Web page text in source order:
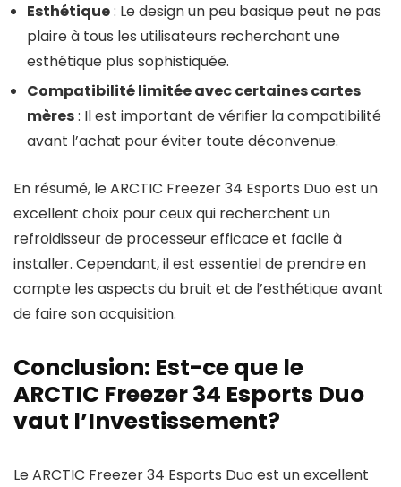
Esthétique: Le design un peu basique peut ne pas
plaire à tous les utilisateurs recherchant une
esthétique plus sophistiquée.
Compatibilité limitée avec certaines cartes
mères: Il est important de vérifier la compatibilité
avant l’achat pour éviter toute déconvenue.
En résumé, le ARCTIC Freezer 34 Esports Duo est un
excellent choix pour ceux qui recherchent un
refroidisseur de processeur efficace et facile à
installer. Cependant, il est essentiel de prendre en
compte les aspects du bruit et de l’esthétique avant
de faire son acquisition.
Conclusion: Est-ce que le
ARCTIC Freezer 34 Esports Duo
vaut l’Investissement?
Le ARCTIC Freezer 34 Esports Duo est un excellent